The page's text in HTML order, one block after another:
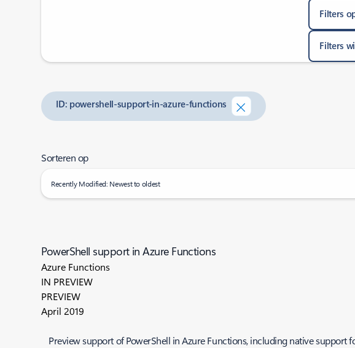
Filters
Filters
ID: powershell-support-in-azure-functions
Sorteren op
Recently Modified: Newest to oldest
PowerShell support in Azure Functions
Azure Functions
IN PREVIEW
PREVIEW
April 2019
Preview support of PowerShell in Azure Functions, including native support